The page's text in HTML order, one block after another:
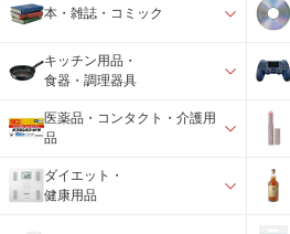
本・雑誌・コミック
キッチン用品・
食器・調理器具
医薬品・コンタクト・介護用
品
ダイエット・
健康用品